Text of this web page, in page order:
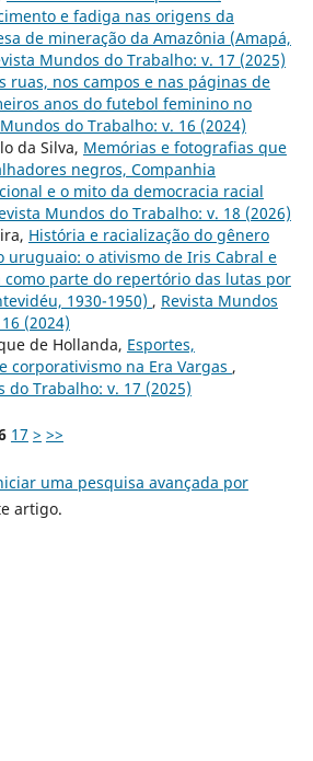
e fadiga nas origens da
de mineração da Amazônia (Amapá,
Mundos do Trabalho: v. 17 (2025)
ruas, nos campos e nas páginas de
anos do futebol feminino no
do Trabalho: v. 16 (2024)
da Silva, Memórias e fotografias que
negros, Companhia
e o mito da democracia racial
Mundos do Trabalho: v. 18 (2026)
História e racialização do gênero
uruguaio: o ativismo de Iris Cabral e
como parte do repertório das lutas por
1930-1950) , Revista Mundos
(2024)
de Hollanda, Esportes,
corporativismo na Era Vargas ,
do Trabalho: v. 17 (2025)
17 > >>
uma pesquisa avançada por
artigo.